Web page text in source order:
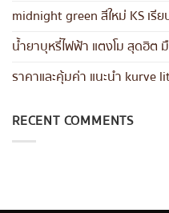
midnight green สีใหม่ KS เรี
น้ำยาบุหรี่ไฟฟ้า แตงโม สุดฮิต
ราคาและคุ้มค่า แนะนำ kurve
RECENT COMMENTS